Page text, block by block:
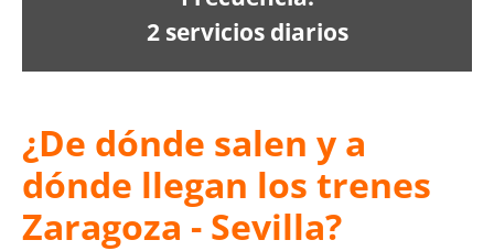
2 servicios diarios
¿De dónde salen y a
dónde llegan los trenes
Zaragoza - Sevilla?